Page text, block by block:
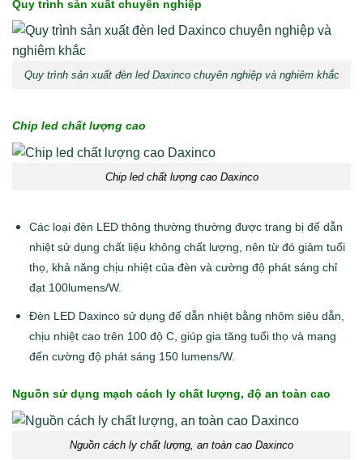
Quy trình sản xuất chuyên nghiệp
Quy trình sản xuất đèn led Daxinco chuyên nghiệp và nghiêm khắc
Chip led chất lượng cao
Chip led chất lượng cao Daxinco
Các loại đèn LED thông thường thường được trang bị đế dẫn
nhiệt sử dụng chất liệu không chất lượng, nên từ đó giảm tuổi
thọ, khả năng chịu nhiệt của đèn và cường độ phát sáng chỉ
đạt 100lumens/W.
Đèn LED Daxinco sử dụng đế dẫn nhiệt bằng nhôm siêu dẫn,
chịu nhiệt cao trên 100 độ C, giúp gia tăng tuổi thọ và mang
đến cường độ phát sáng 150 lumens/W.
Nguồn sử dụng mạch cách ly chất lượng, độ an toàn cao
Nguồn cách ly chất lượng, an toàn cao Daxinco